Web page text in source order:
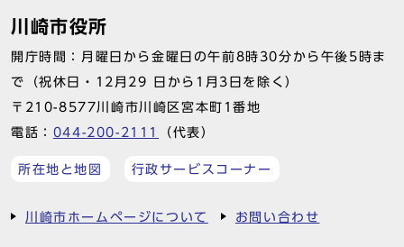
川崎市役所
開庁時間：月曜日から金曜日の午前8時30分から午後5時ま
で（祝休日・12月29 日から1月3日を除く）
〒210-8577川崎市川崎区宮本町1番地
電話： 044-200-2111 （代表）
所在地と地図 行政サービスコーナー
川崎市ホームページについて お問い合わせ